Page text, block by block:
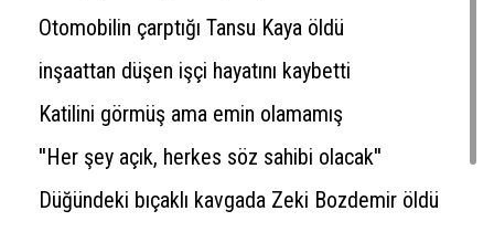
Otomobilin çarptığı Tansu Kaya öldü
inşaattan düşen işçi hayatını kaybetti
Katilini görmüş ama emin olamamış
''Her şey açık, herkes söz sahibi olacak''
Düğündeki bıçaklı kavgada Zeki Bozdemir öldü